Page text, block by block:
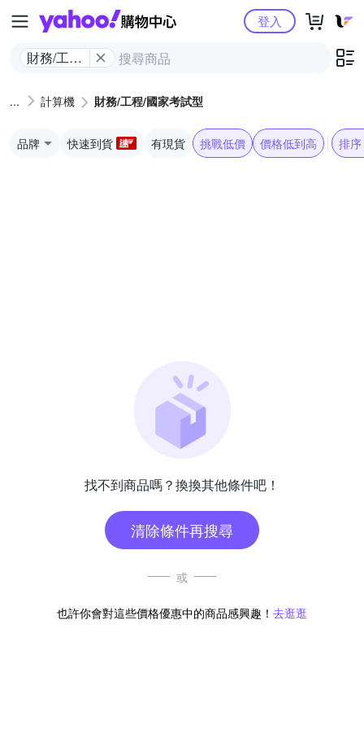
Yahoo購物中心
財務/工程/
型
登入
計算機 財務/工程/國家考試型
品牌 快速到貨 有現貨 挑戰低價 價格低到高 排序
找不到商品嗎？換換其他條件吧！
清除條件再搜尋
或
也許你會對這些價格優惠中的商品感興趣！ 去逛逛